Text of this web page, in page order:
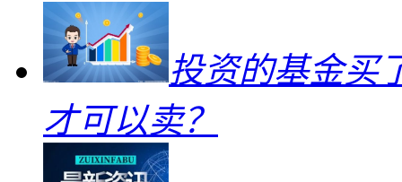
投资的基金买
才可以卖？